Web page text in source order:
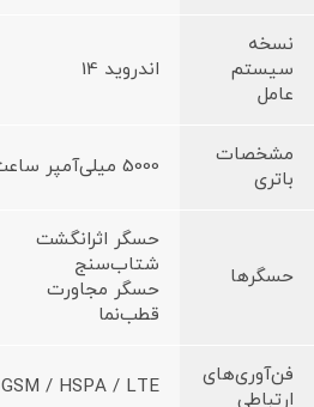
نسخه
سیستم
عامل
اندروید 14
مشخصات
باتری
5000 میلی‌آمپر ساعت-25 وات
حسگرها
حسگر اثرانگشت
شتاب‌سنج
حسگر مجاورت
قطب‌نما
فن‌آوری‌های
ارتباطی
GSM / HSPA / LTE